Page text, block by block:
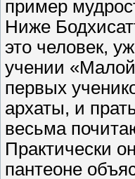
пример
Ниже
это человек,
учении
первых
архаты, и
весьма
Практически
пантеоне